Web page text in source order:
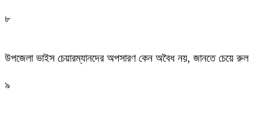
৮
উপজেলা ভাইস চেয়ারম্যানদের অপসারণ কেন অবৈধ নয়, জানতে চেয়ে রুল
৯